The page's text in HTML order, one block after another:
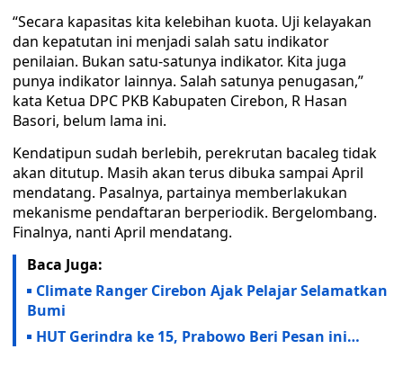
“Secara kapasitas kita kelebihan kuota. Uji kelayakan
dan kepatutan ini menjadi salah satu indikator
penilaian. Bukan satu-satunya indikator. Kita juga
punya indikator lainnya. Salah satunya penugasan,”
kata Ketua DPC PKB Kabupaten Cirebon, R Hasan
Basori, belum lama ini.
Kendatipun sudah berlebih, perekrutan bacaleg tidak
akan ditutup. Masih akan terus dibuka sampai April
mendatang. Pasalnya, partainya memberlakukan
mekanisme pendaftaran berperiodik. Bergelombang.
Finalnya, nanti April mendatang.
Baca Juga:
Climate Ranger Cirebon Ajak Pelajar Selamatkan
Bumi
HUT Gerindra ke 15, Prabowo Beri Pesan ini…